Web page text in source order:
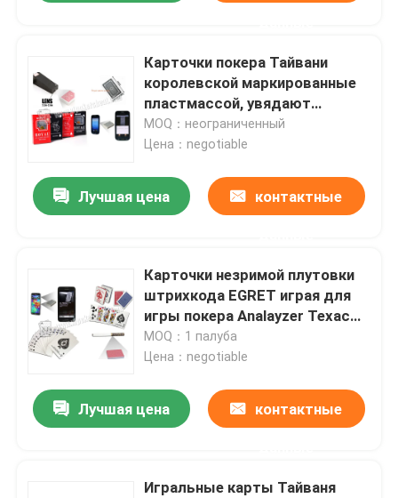
Продукты
Видеозаписи
О нас
Карточки покера Тайвани
королевской маркированные
пластмассой, увядают
упорные обжуливая играя
карточки
MOQ：неограниченный
Цена：negotiable
Лучшая цена контактные
Карточки незримой плутовки
штрихкода EGRET играя для
игры покера Analayzer Техас
Holdem покера
MOQ：1 палуба
Цена：negotiable
Лучшая цена контактные
Игральные карты Тайваня